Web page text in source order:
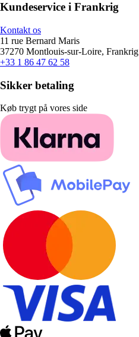
Kundeservice i Frankrig
Kontakt os
11 rue Bernard Maris
37270 Montlouis-sur-Loire, Frankrig
+33 1 86 47 62 58
Sikker betaling
Køb trygt på vores side